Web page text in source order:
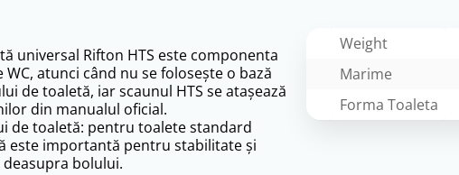
Weight
Marime
Forma Toaleta
universal Rifton HTS este componenta
atunci când nu se folosește o bază
de toaletă, iar scaunul HTS se atașează
din manualul oficial.
de toaletă: pentru toalete standard
este importantă pentru stabilitate și
bolului.